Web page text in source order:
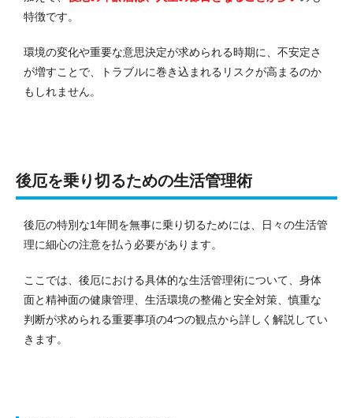
特徴です。
環境の変化や重要な意思決定が求められる時期に、不安定さ
が増すことで、トラブルに巻き込まれるリスクが高まるのか
もしれません。
後厄を乗り切るための生活管理術
後厄の特別な1年間を無事に乗り切るためには、日々の生活管
理に細心の注意を払う必要があります。
ここでは、後厄における具体的な生活管理術について、身体
面と精神面の健康管理、生活環境の整備と安全対策、慎重な
判断が求められる重要事項の4つの観点から詳しく解説してい
きます。